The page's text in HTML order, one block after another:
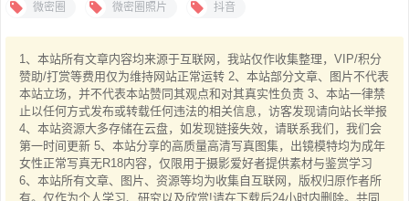
微密圈 微密圈照片 抖音
1、本站所有文章内容均来源于互联网，我站仅作收集整理，VIP/积分
赞助/打赏等费用仅为维持网站正常运转 2、本站部分文章、图片不代表
本站立场，并不代表本站赞同其观点和对其真实性负责 3、本站一律禁
止以任何方式发布或转载任何违法的相关信息，访客发现请向站长举报
4、本站资源大多存储在云盘，如发现链接失效，请联系我们，我们会
第一时间更新 5、本站分享的高质量高清写真图集，出镜模特均为成年
女性正常写真无R18内容，仅限用于摄影爱好者提供素材与鉴赏学习
6、本站所有文章、图片、资源等均为收集自互联网，版权归原作者所
有。仅作为个人学习、研究以及欣赏!请在下载后24小时内删除。共同